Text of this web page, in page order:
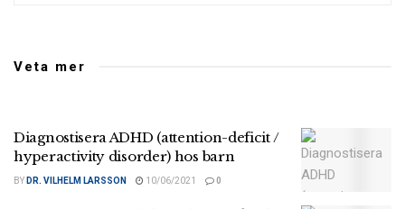
Veta mer
Diagnostisera ADHD (attention-deficit /
hyperactivity disorder) hos barn
BY DR. VILHELM LARSSON 10/06/2021 0